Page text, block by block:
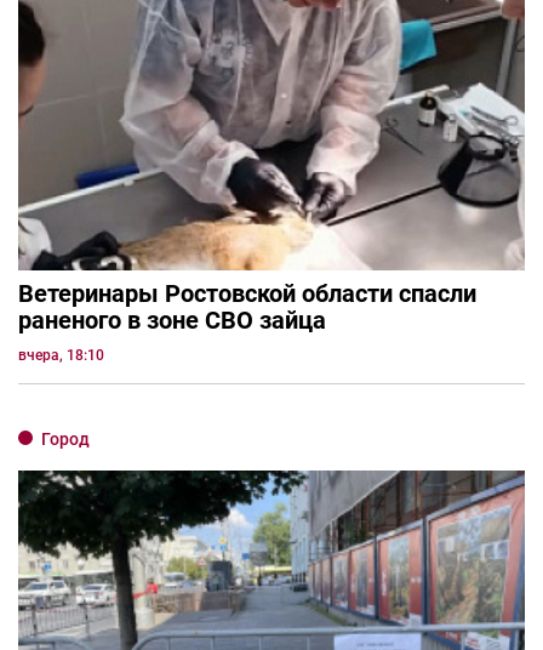
Ветеринары Ростовской области спасли
раненого в зоне СВО зайца
вчера, 18:10
Город